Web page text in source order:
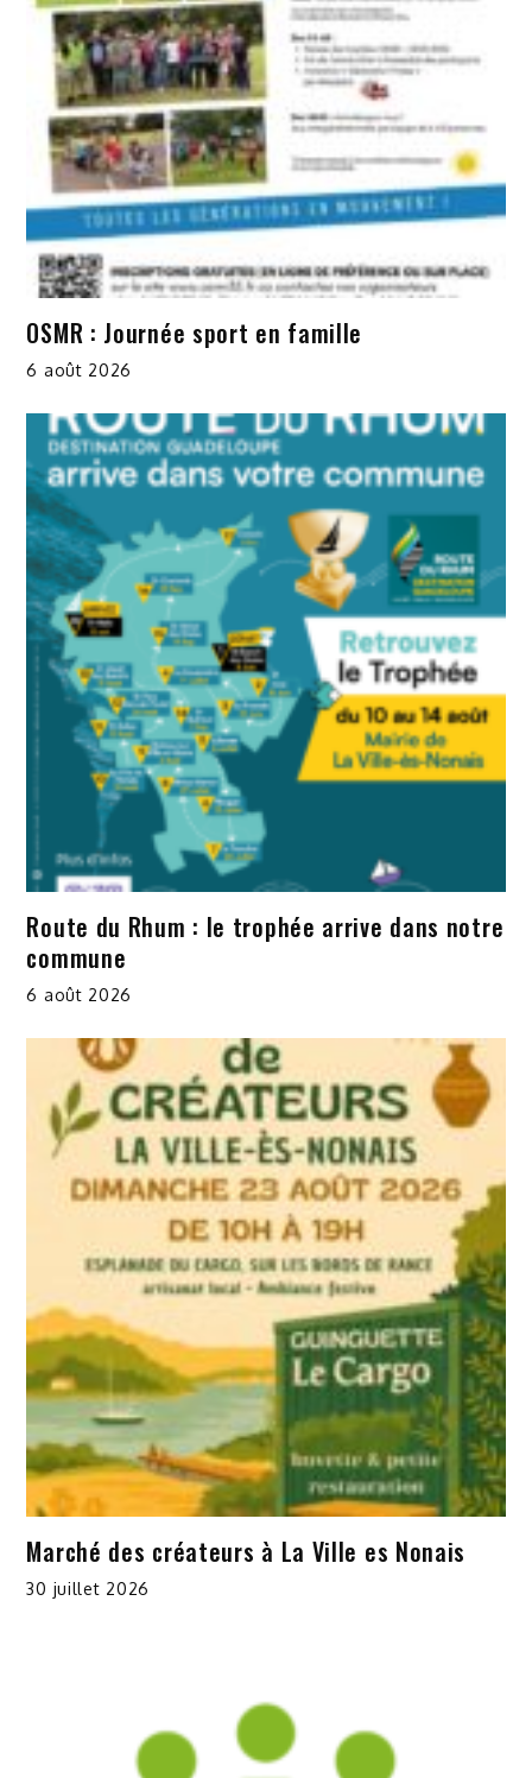
OSMR : Journée sport en famille
6 août 2026
Route du Rhum : le trophée arrive dans notre
commune
6 août 2026
Marché des créateurs à La Ville es Nonais
30 juillet 2026